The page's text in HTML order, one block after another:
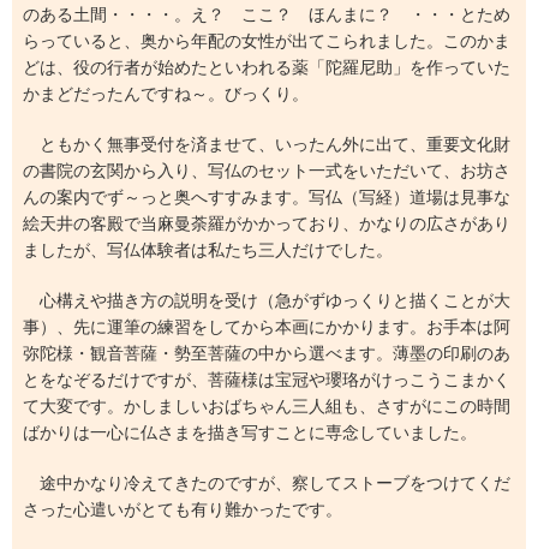
のある土間・・・・。え？ ここ？ ほんまに？ ・・・とため
らっていると、奥から年配の女性が出てこられました。このかま
どは、役の行者が始めたといわれる薬「陀羅尼助」を作っていた
かまどだったんですね～。びっくり。
ともかく無事受付を済ませて、いったん外に出て、重要文化財
の書院の玄関から入り、写仏のセット一式をいただいて、お坊さ
んの案内でず～っと奥へすすみます。写仏（写経）道場は見事な
絵天井の客殿で当麻曼荼羅がかかっており、かなりの広さがあり
ましたが、写仏体験者は私たち三人だけでした。
心構えや描き方の説明を受け（急がずゆっくりと描くことが大
事）、先に運筆の練習をしてから本画にかかります。お手本は阿
弥陀様・観音菩薩・勢至菩薩の中から選べます。薄墨の印刷のあ
とをなぞるだけですが、菩薩様は宝冠や瓔珞がけっこうこまかく
て大変です。かしましいおばちゃん三人組も、さすがにこの時間
ばかりは一心に仏さまを描き写すことに専念していました。
途中かなり冷えてきたのですが、察してストーブをつけてくだ
さった心遣いがとても有り難かったです。